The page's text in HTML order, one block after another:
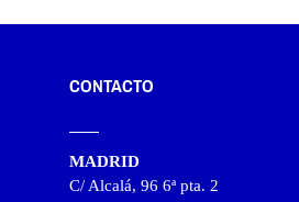
CONTACTO
MADRID
C/ Alcalá, 96 6ª pta. 2